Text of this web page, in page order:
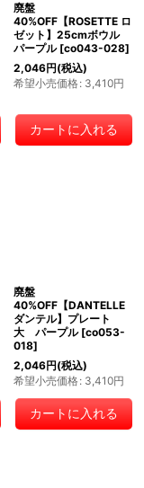
廃盤
40%OFF【ROSETTE ロ
ゼット】25cmボウル
パープル [co043-028]
2,046円(税込)
希望小売価格: 3,410円
カートに入れる
廃盤
40%OFF【DANTELLE
ダンテル】プレート
大 パープル [co053-
018]
2,046円(税込)
希望小売価格: 3,410円
カートに入れる